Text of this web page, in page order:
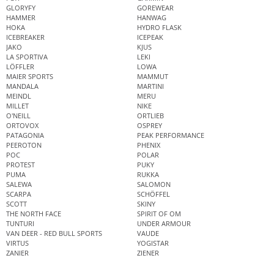
GLORYFY
GOREWEAR
HAMMER
HANWAG
HOKA
HYDRO FLASK
ICEBREAKER
ICEPEAK
JAKO
KJUS
LA SPORTIVA
LEKI
LÖFFLER
LOWA
MAIER SPORTS
MAMMUT
MANDALA
MARTINI
MEINDL
MERU
MILLET
NIKE
O'NEILL
ORTLIEB
ORTOVOX
OSPREY
PATAGONIA
PEAK PERFORMANCE
PEEROTON
PHENIX
POC
POLAR
PROTEST
PUKY
PUMA
RUKKA
SALEWA
SALOMON
SCARPA
SCHÖFFEL
SCOTT
SKINY
THE NORTH FACE
SPIRIT OF OM
TUNTURI
UNDER ARMOUR
VAN DEER - RED BULL SPORTS
VAUDE
VIRTUS
YOGISTAR
ZANIER
ZIENER